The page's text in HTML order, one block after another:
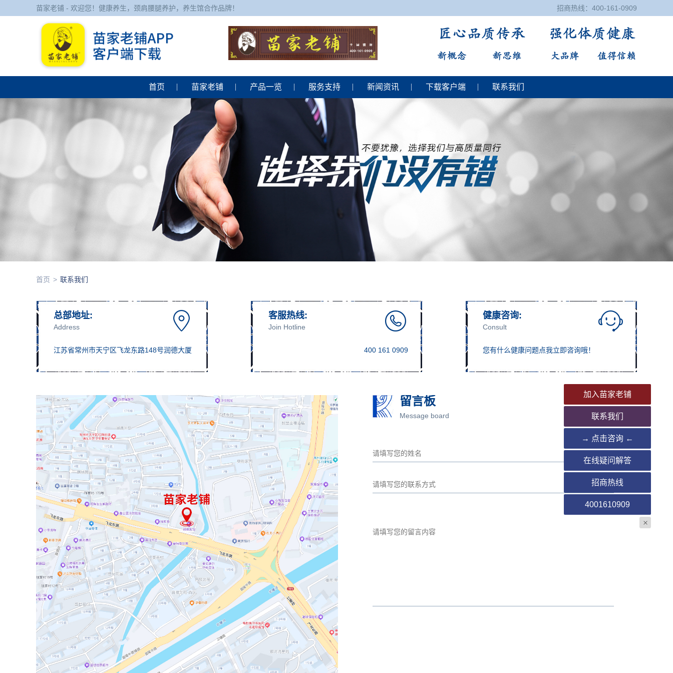
苗家老铺 - 欢迎您！健康养生，颈肩腰腿养护，养生馆合作品牌！ 招商热线：400-161-0909
首页 苗家老铺 产品一览 服务支持 新闻资讯 下载客户端 联系我们
首页 > 联系我们
总部地址:
Address
江苏省常州市天宁区飞龙东路148号润德大厦
客服热线:
Join Hotline
400 161 0909
健康咨询:
Consult
您有什么健康问题点我立即咨询哦！
留言板
Message board
加入苗家老铺
联系我们
→ 点击咨询 ←
在线疑问解答
招商热线
4001610909